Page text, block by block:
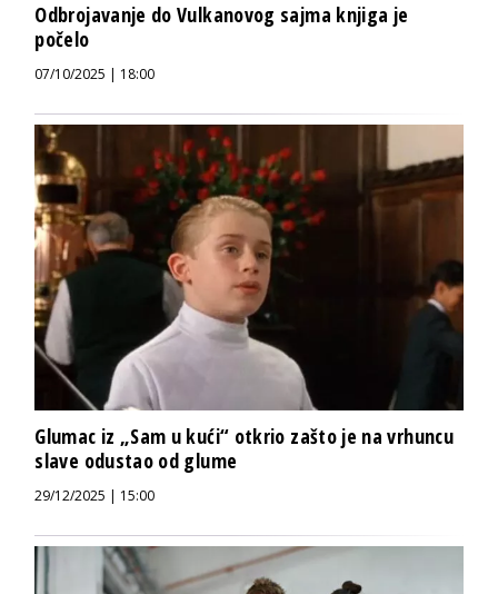
Odbrojavanje do Vulkanovog sajma knjiga je
počelo
07/10/2025 | 18:00
Glumac iz „Sam u kući“ otkrio zašto je na vrhuncu
slave odustao od glume
29/12/2025 | 15:00